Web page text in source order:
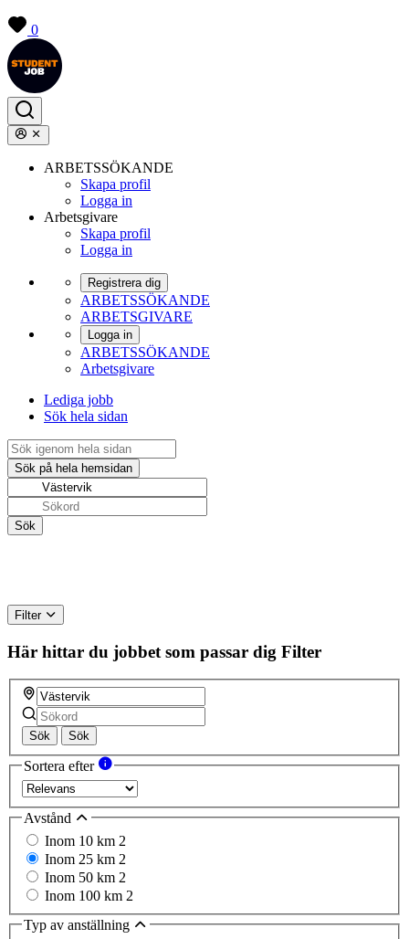
0
ARBETSSÖKANDE
Skapa profil
Logga in
Arbetsgivare
Skapa profil
Logga in
Registrera dig
ARBETSSÖKANDE
ARBETSGIVARE
Logga in
ARBETSSÖKANDE
Arbetsgivare
Lediga jobb
Sök hela sidan
Filter
Här hittar du jobbet som passar dig Filter
Sök Sök
Sortera efter
Avstånd
Inom 10 km 2
Inom 25 km 2
Inom 50 km 2
Inom 100 km 2
Typ av anställning